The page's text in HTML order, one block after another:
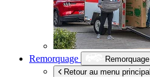
Remorquage
Remorquage
Retour au menu principal